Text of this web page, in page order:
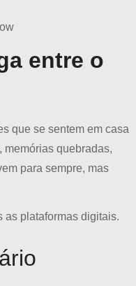
entre o
que se sentem em casa
quebradas,
para sempre, mas
as plataformas digitais.